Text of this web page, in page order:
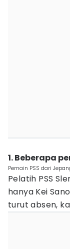
1. Beberapa
Pemain PSS dari
Pelatih PSS
hanya Kei
turut absen,